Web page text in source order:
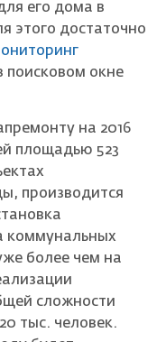
его дома в
этого достаточно
поисковом окне
на 2016
площадью 523
производится
коммунальных
более чем на
сложности
тыс. человек.